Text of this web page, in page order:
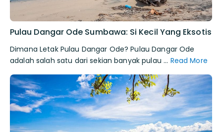
Pulau Dangar Ode Sumbawa: Si Kecil Yang Eksotis
Dimana Letak Pulau Dangar Ode? Pulau Dangar Ode
adalah salah satu dari sekian banyak pulau ... Read More